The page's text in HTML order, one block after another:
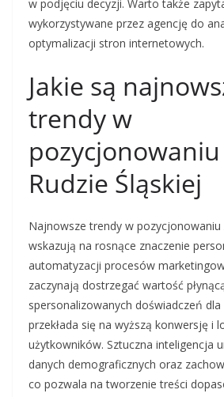
w podjęciu decyzji. Warto także
wykorzystywane przez agencję do
optymalizacji stron internetowych.
Jakie są
trendy w
Rudzie Śląskiej
Najnowsze trendy w pozycjonowaniu
wskazują na rosnące znaczenie
automatyzacji procesów
zaczynają dostrzegać wartość
spersonalizowanych doświadczeń
przekłada się na wyższą konwersję i
użytkowników. Sztuczna inteligencja
danych demograficznych oraz
co pozwala na tworzenie treści